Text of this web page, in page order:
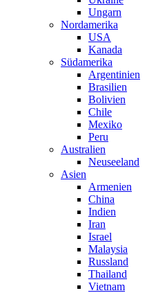
Ungarn
Nordamerika
USA
Kanada
Südamerika
Argentinien
Brasilien
Bolivien
Chile
Mexiko
Peru
Australien
Neuseeland
Asien
Armenien
China
Indien
Iran
Israel
Malaysia
Russland
Thailand
Vietnam